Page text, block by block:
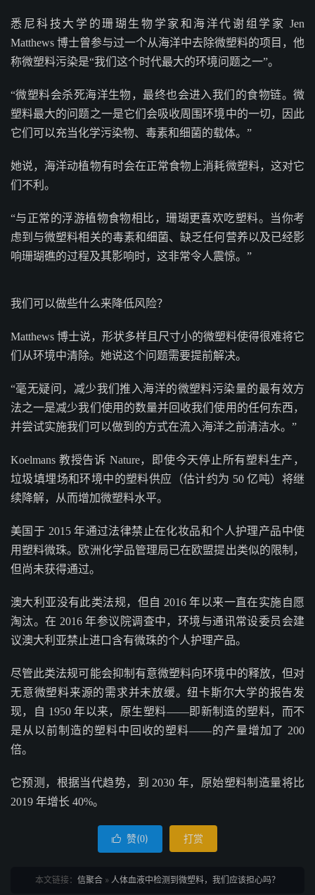
悉尼科技大学的珊瑚生物学家和海洋代谢组学家 Jen
Matthews 博士曾参与过一个从海洋中去除微塑料的项目，他
称微塑料污染是“我们这个时代最大的环境问题之一”。
“微塑料会杀死海洋生物，最终也会进入我们的食物链。微
塑料最大的问题之一是它们会吸收周围环境中的一切，因此
它们可以充当化学污染物、毒素和细菌的载体。”
她说，海洋动植物有时会在正常食物上消耗微塑料，这对它
们不利。
“与正常的浮游植物食物相比，珊瑚更喜欢吃塑料。当你考
虑到与微塑料相关的毒素和细菌、缺乏任何营养以及已经影
响珊瑚礁的过程及其影响时，这非常令人震惊。”
我们可以做些什么来降低风险？
Matthews 博士说，形状多样且尺寸小的微塑料使得很难将它
们从环境中清除。她说这个问题需要提前解决。
“毫无疑问，减少我们推入海洋的微塑料污染量的最有效方
法之一是减少我们使用的数量并回收我们使用的任何东西，
并尝试实施我们可以做到的方式在流入海洋之前清洁水。”
Koelmans 教授告诉 Nature，即使今天停止所有塑料生产，
垃圾填埋场和环境中的塑料供应（估计约为 50 亿吨）将继
续降解，从而增加微塑料水平。
美国于 2015 年通过法律禁止在化妆品和个人护理产品中使
用塑料微珠。欧洲化学品管理局已在欧盟提出类似的限制，
但尚未获得通过。
澳大利亚没有此类法规，但自 2016 年以来一直在实施自愿
淘汰。在 2016 年参议院调查中，环境与通讯常设委员会建
议澳大利亚禁止进口含有微珠的个人护理产品。
尽管此类法规可能会抑制有意微塑料向环境中的释放，但对
无意微塑料来源的需求并未放缓。纽卡斯尔大学的报告发
现，自 1950 年以来，原生塑料——即新制造的塑料，而不
是从以前制造的塑料中回收的塑料——的产量增加了 200
倍。
它预测，根据当代趋势，到 2030 年，原始塑料制造量将比
2019 年增长 40%。
 赞(0) 打赏
本文链接： 信聚合 » 人体血液中检测到微塑料，我们应该担心吗？